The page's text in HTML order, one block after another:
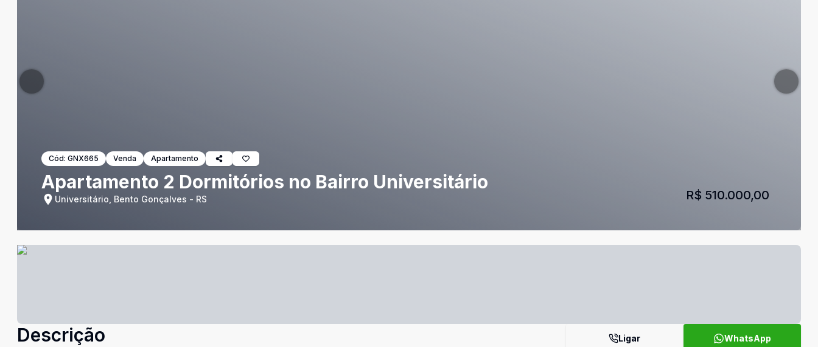
Cód: GNX665 Venda Apartamento
Apartamento 2 Dormitórios no Bairro Universitário
Universitário, Bento Gonçalves - RS R$ 510.000,00
Descrição Ligar WhatsApp